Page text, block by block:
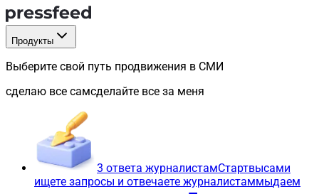
Продукты
Выберите свой путь продвижения в СМИ
сделаю все самсделайте все за меня
3 ответа журналистамСтартвысами
ищете запросы и отвечаете журналистаммыдаем